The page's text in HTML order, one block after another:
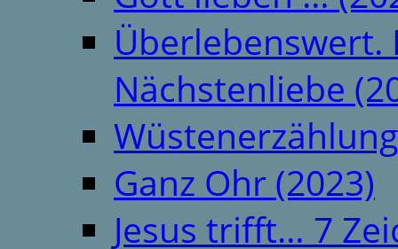
Überlebenswert.
Nächstenliebe
Ganz Ohr (2023)
Jesus trifft… 7